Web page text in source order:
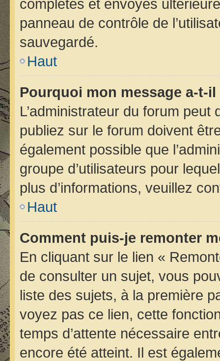
complétés et envoyés
panneau de contrôle de
sauvegardé.
Haut
Pourquoi mon message a-t-
L’administrateur du forum
publiez sur le forum doivent
également possible que
groupe d’utilisateurs pour
plus d’informations, veuillez
Haut
Comment puis-je remonter
En cliquant sur le lien «
de consulter un sujet, vous
liste des sujets, à la première
voyez pas ce lien, cette
temps d’attente nécessaire
encore été atteint. Il est